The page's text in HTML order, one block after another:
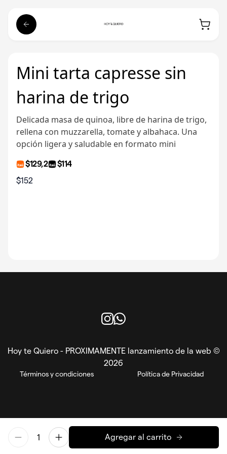
Mini tarta capresse sin
harina de trigo
Delicada masa de quinoa, libre de harina de trigo,
rellena con muzzarella, tomate y albahaca. Una
opción ligera y saludable en formato mini
$129,2 $114
$152
Agregar al carrito
Hoy te Quiero - PROXIMAMENTE lanzamiento de la web ©
2026
Términos y condiciones Política de Privacidad
Powered by Reorder